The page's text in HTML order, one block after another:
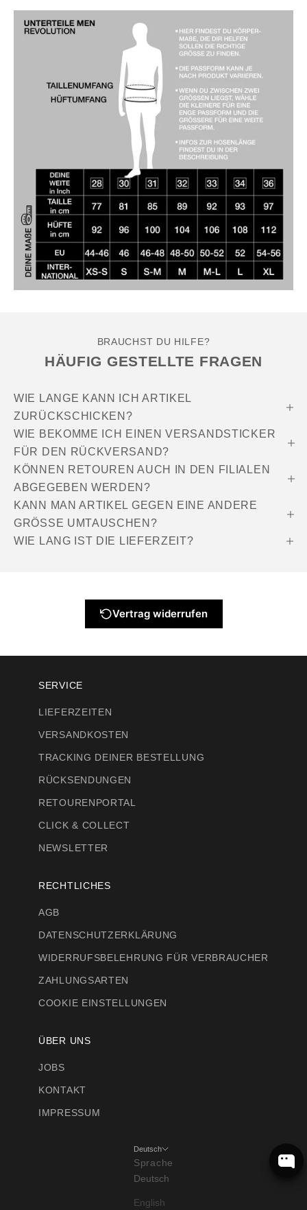
BRAUCHST DU HILFE?
HÄUFIG GESTELLTE FRAGEN
WIE LANGE KANN ICH ARTIKEL
ZURÜCKSCHICKEN?
WIE BEKOMME ICH EINEN VERSANDSTICKER
FÜR DEN RÜCKVERSAND?
KÖNNEN RETOUREN AUCH IN DEN FILIALEN
ABGEGEBEN WERDEN?
KANN MAN ARTIKEL GEGEN EINE ANDERE
GRÖSSE UMTAUSCHEN?
WIE LANG IST DIE LIEFERZEIT?
Vertrag widerrufen
SERVICE
LIEFERZEITEN
VERSANDKOSTEN
TRACKING DEINER BESTELLUNG
RÜCKSENDUNGEN
RETOURENPORTAL
CLICK & COLLECT
NEWSLETTER
RECHTLICHES
AGB
DATENSCHUTZERKLÄRUNG
WIDERRUFSBELEHRUNG FÜR VERBRAUCHER
ZAHLUNGSARTEN
COOKIE EINSTELLUNGEN
ÜBER UNS
JOBS
KONTAKT
IMPRESSUM
Deutsch
Sprache
Deutsch
English